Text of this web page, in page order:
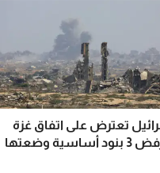
تعترض على اتفاق غزة
وترفض 3 بنود أساسية وضعتها